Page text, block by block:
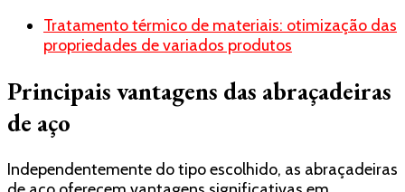
Tratamento térmico de materiais: otimização das
propriedades de variados produtos
Principais vantagens das abraçadeiras
de aço
Independentemente do tipo escolhido, as abraçadeiras